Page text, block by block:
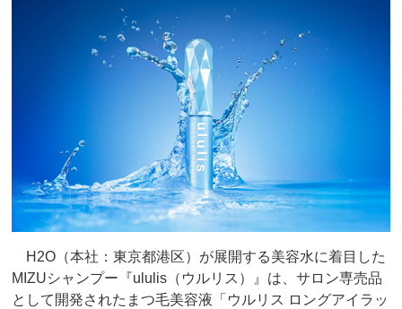
H2O（本社：東京都港区）が展開する美容水に着目した
MIZUシャンプー『ululis（ウルリス）』は、サロン専売品
として開発されたまつ毛美容液「ウルリス ロングアイラッ